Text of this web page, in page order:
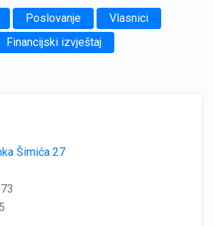
Poslovanje
Vlasnici
Financijski izvještaj
Šimića 27